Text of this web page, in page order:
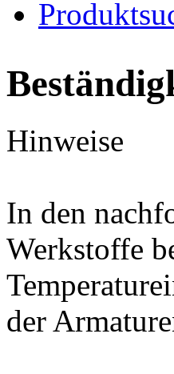
Hinweise
In den
Werkstoffe
der